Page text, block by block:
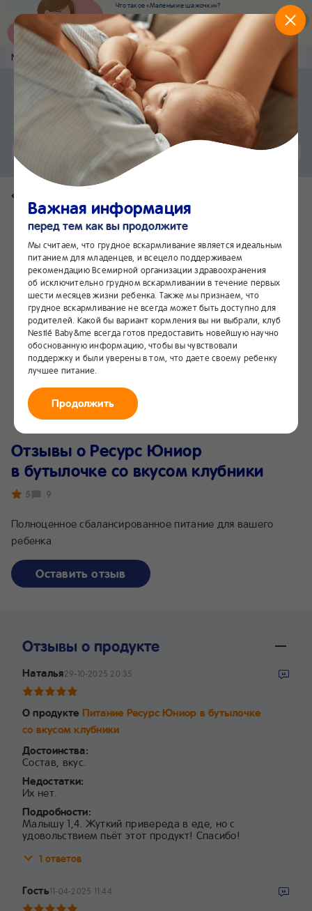
Что такое «Маленькие шажочки»?
Наш новый суперсервис для отслеживания
развития вашего малыша
Попробовать сейчас
Nestlé Baby &me Наши продукты
Приложение Nestlé Baby&me
Еще быстрее и удобнее
Установить
Чат24/7
Отзывы о Ресурс Юниор
в бутылочке со вкусом клубники
5 9
Полноценное сбалансированное питание для вашего
ребенка
Оставить отзыв
Отзывы о продукте
Наталья29-10-2025 20:35
О продукте Питание Ресурс Юниор в бутылочке
со вкусом клубники
Достоинства:
Состав, вкус.
Недостатки:
Их нет.
Подробности:
Малышу 1,4. Жуткий привереда в еде, но с
удовольствием пьёт этот продукт! Спасибо!
1 ответов
Гость11-04-2025 11:44
Важная информация
перед тем как вы продолжите
Мы считаем, что грудное вскармливание является идеальным
питанием для младенцев, и всецело поддерживаем
рекомендацию Всемирной организации здравоохранения
об исключительно грудном вскармливании в течение первых
шести месяцев жизни ребенка. Также мы признаем, что
грудное вскармливание не всегда может быть доступно для
родителей. Какой бы вариант кормления вы ни выбрали, клуб
Nestlé Baby&me всегда готов предоставить новейшую научно
обоснованную информацию, чтобы вы чувствовали
поддержку и были уверены в том, что даете своему ребенку
лучшее питание.
Продолжить